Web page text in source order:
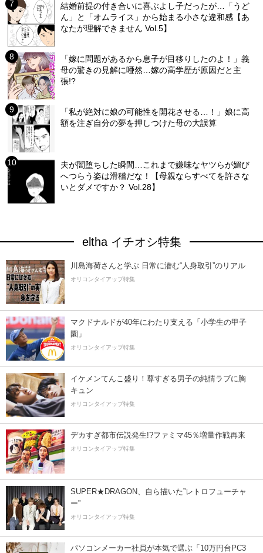
結婚前提の付き合いに喜ぶよし子だったが…「うど
ん」と「オムライス」から始まる小さな違和感【あ
なたが理解できません Vol.5】
「嫁に問題があるから息子が目移りしたのよ！」義
母の驚きの見解に唖然…嫁の高学歴が原因だと主
張!?
「私が絶対に娘の可能性を開花させる…！」娘に高
額を注ぎ自分の夢を押しつけた母の大誤算
夫が闇堕ちした瞬間…これまで嫌味なヤツらが媚び
へつらう姿は滑稽だな！【母親ならすべてを許さな
いとダメですか？ Vol.28】
eltha イチオシ特集
川島海荷さんと学ぶ 日常に潜む“人身取引”のリアル
オリコンタイアップ特集
マクドナルドが40年にわたり支える「小学生の甲子
園」
オリコンタイアップ特集
イケメンてんこ盛り！尊すぎる男子の純情ラブに胸
キュン
オリコンタイアップ特集
デカすぎ都市伝説発生!?ファミマ45％増量作戦再来
オリコンタイアップ特集
SUPER★DRAGON、自ら描いた”レトロフューチャ
ー”
オリコンタイアップ特集
パソコンメーカー社員が本気で選ぶ「10万円台PC3